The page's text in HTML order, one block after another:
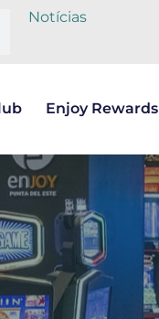
Notícias
Enjoy Rewards